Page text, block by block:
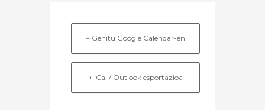
+ Gehitu Google Calendar-en
+ iCal / Outlook esportazioa